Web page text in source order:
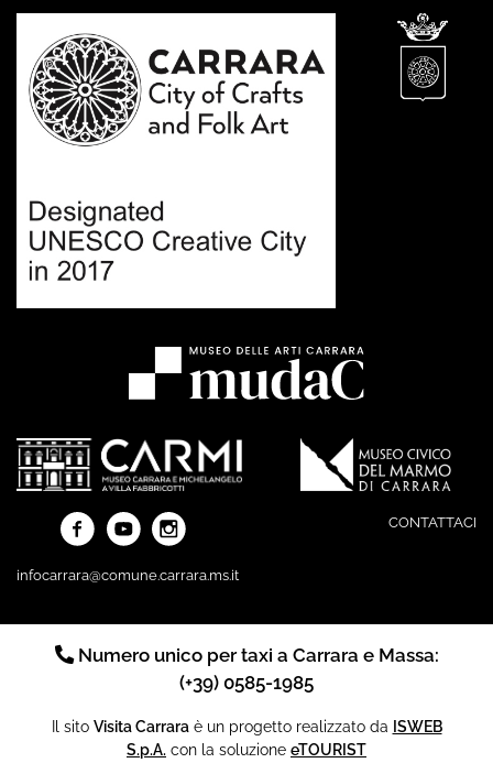
infocarrara@comune.carrara.ms.it
CONTATTACI
Numero unico per taxi a Carrara e Massa:
(+39) 0585-1985
Il sito Visita Carraraè un progetto realizzato da ISWEB
S.p.A. con la soluzione eTOURIST